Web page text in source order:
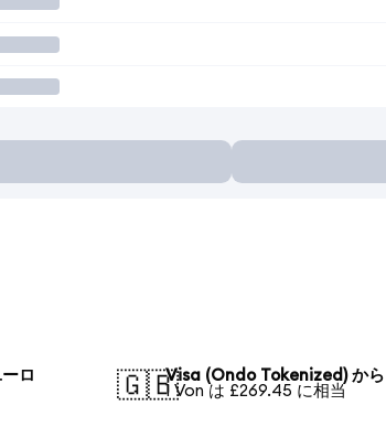
ロ
🇬🇧Visa (Ondo Tokenized) から
1 Von は £269.45 に相当